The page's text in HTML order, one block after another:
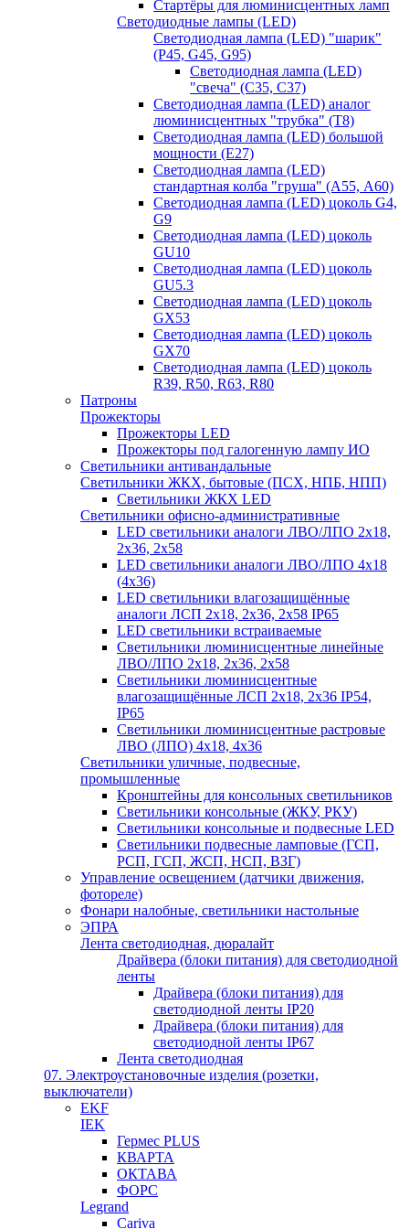
Стартёры для люминисцентных ламп
Светодиодные лампы (LED)
Светодиодная лампа (LED) "шарик"
(P45, G45, G95)
Светодиодная лампа (LED)
"свеча" (С35, С37)
Светодиодная лампа (LED) аналог
люминисцентных "трубка" (T8)
Светодиодная лампа (LED) большой
мощности (Е27)
Светодиодная лампа (LED)
стандартная колба "груша" (А55, А60)
Светодиодная лампа (LED) цоколь G4,
G9
Светодиодная лампа (LED) цоколь
GU10
Светодиодная лампа (LED) цоколь
GU5.3
Светодиодная лампа (LED) цоколь
GX53
Светодиодная лампа (LED) цоколь
GX70
Светодиодная лампа (LED) цоколь
R39, R50, R63, R80
Патроны
Прожекторы
Прожекторы LED
Прожекторы под галогенную лампу ИО
Светильники антивандальные
Светильники ЖКХ, бытовые (ПСХ, НПБ, НПП)
Светильники ЖКХ LED
Светильники офисно-административные
LED светильники аналоги ЛВО/ЛПО 2х18,
2х36, 2х58
LED светильники аналоги ЛВО/ЛПО 4х18
(4х36)
LED светильники влагозащищённые
аналоги ЛСП 2х18, 2х36, 2х58 IP65
LED светильники встраиваемые
Светильники люминисцентные линейные
ЛВО/ЛПО 2х18, 2х36, 2х58
Светильники люминисцентные
влагозащищённые ЛСП 2х18, 2х36 IP54,
IP65
Светильники люминисцентные растровые
ЛВО (ЛПО) 4х18, 4х36
Светильники уличные, подвесные,
промышленные
Кронштейны для консольных светильников
Светильники консольные (ЖКУ, РКУ)
Светильники консольные и подвесные LED
Светильники подвесные ламповые (ГСП,
РСП, ГСП, ЖСП, НСП, ВЗГ)
Управление освещением (датчики движения,
фотореле)
Фонари налобные, светильники настольные
ЭПРА
Лента светодиодная, дюралайт
Драйвера (блоки питания) для светодиодной
ленты
Драйвера (блоки питания) для
светодиодной ленты IP20
Драйвера (блоки питания) для
светодиодной ленты IP67
Лента светодиодная
07. Электроустановочные изделия (розетки,
выключатели)
EKF
IEK
Гермес PLUS
КВАРТА
ОКТАВА
ФОРС
Legrand
Cariva